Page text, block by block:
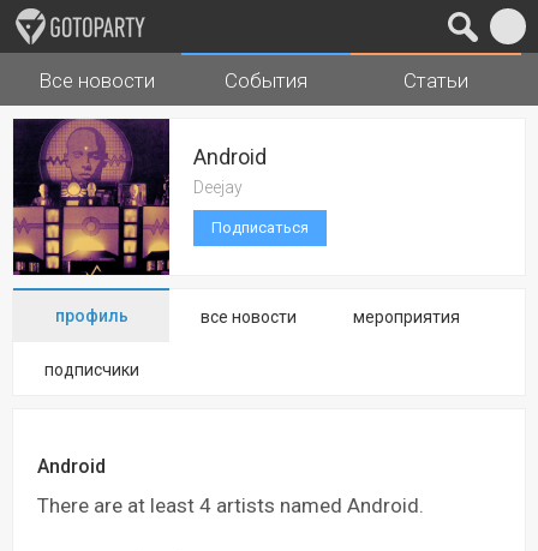
Города Музыка
Все новости События Статьи
Android
Deejay
Подписаться
профиль все новости мероприятия
подписчики
Android
There are at least 4 artists named Android.